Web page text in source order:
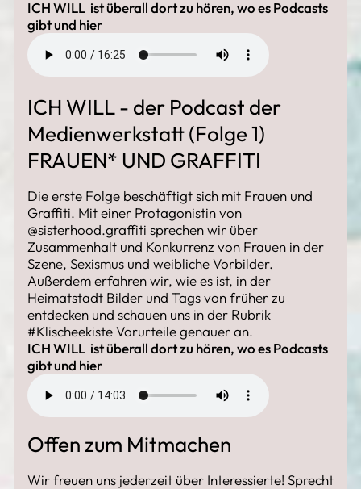
ICH WILL ist überall dort zu hören, wo es Podcasts
gibt und hier
ICH WILL - der Podcast der
Medienwerkstatt (Folge 1)
FRAUEN* UND GRAFFITI
Die erste Folge beschäftigt sich mit Frauen und
Graffiti. Mit einer Protagonistin von
@sisterhood.graffiti sprechen wir über
Zusammenhalt und Konkurrenz von Frauen in der
Szene, Sexismus und weibliche Vorbilder.
Außerdem erfahren wir, wie es ist, in der
Heimatstadt Bilder und Tags von früher zu
entdecken und schauen uns in der Rubrik
#Klischeekiste Vorurteile genauer an.
ICH WILL ist überall dort zu hören, wo es Podcasts
gibt und hier
Offen zum Mitmachen
Wir freuen uns jederzeit über Interessierte! Sprecht